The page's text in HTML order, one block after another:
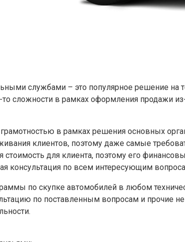
службами – это популярное решение на
то сложности в рамках оформления продажи
в рамках решения основных
клиентов, поэтому даже самые
стоимость для клиента, поэтому его
консультация по всем интересующим
по скупке автомобилей в любом
по поставленным вопросам и прочие